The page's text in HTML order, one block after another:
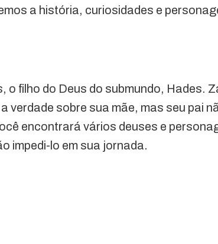
a história, curiosidades e
o filho do Deus do submundo, Hades.
verdade sobre sua mãe, mas seu pai
encontrará vários deuses e
impedi-lo em sua jornada.